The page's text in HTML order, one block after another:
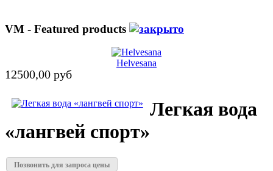
VM - Featured products
Helvesana
12500,00 руб
Легкая вода
«лангвей спорт»
Позвонить для запроса цены